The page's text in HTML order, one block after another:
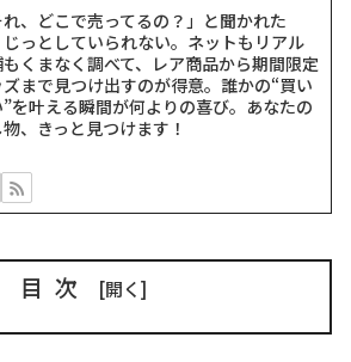
れ、どこで売ってるの？」と聞かれた
じっとしていられない。ネットもリアル
くまなく調べて、レア商品から期間限定
ズまで見つけ出すのが得意。誰かの“買い
”を叶える瞬間が何よりの喜び。あなたの
、きっと見つけます！
目次